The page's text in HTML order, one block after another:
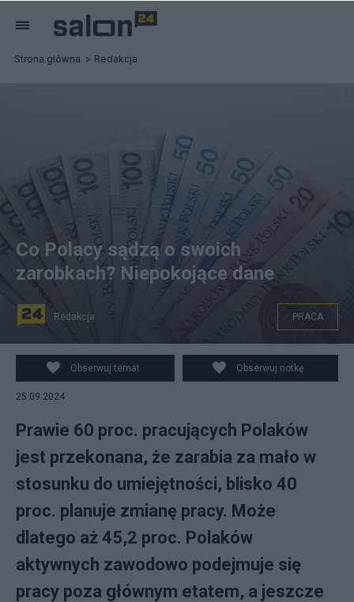
Strona główna Redakcja
Fot. PAP
Co Polacy sądzą o swoich
zarobkach? Niepokojące dane
Redakcja PRACA
Obserwuj temat Obserwuj notkę
25.09.2024
Prawie 60 proc. pracujących Polaków
jest przekonana, że zarabia za mało w
stosunku do umiejętności, blisko 40
proc. planuje zmianę pracy. Może
dlatego aż 45,2 proc. Polaków
aktywnych zawodowo podejmuje się
pracy poza głównym etatem, a jeszcze